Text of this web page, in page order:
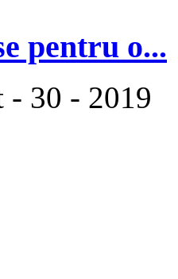
pentru o...
- 30 - 2019